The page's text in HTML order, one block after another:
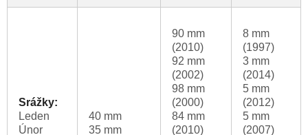
Srážky:
Leden
Únor
40 mm
35 mm
90 mm
(2010)
92 mm
(2002)
98 mm
(2000)
84 mm
(2010)
8 mm
(1997)
3 mm
(2014)
5 mm
(2012)
5 mm
(2007)